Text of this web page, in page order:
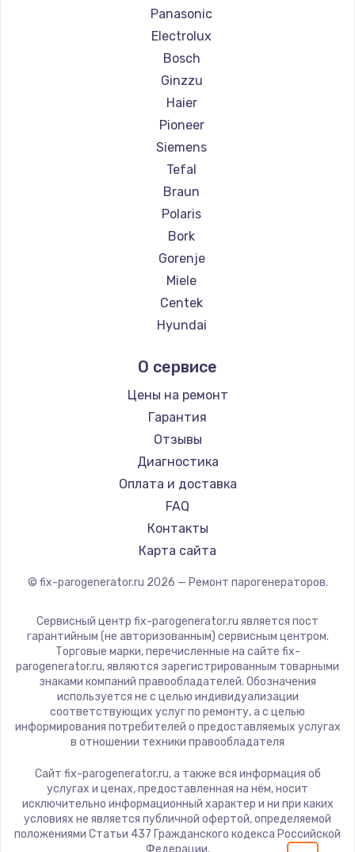
Установка драйверов
350 руб.
Заказать
Замена жесткого диска
500 руб.
Заказать
Ремонт цепей питания
Заказать
1500 руб.
1100 руб.
Заказать
700 руб.
Заказать
Заказать
Замена оперативной памяти
300 руб.
Заказать
Замена микрофона
550 руб.
Заказать
Замена звуковой карты
Ремонт парогенераторов Chayka
Ремонт парогенераторов Beko
Ремонт парогенераторов Vivitek
Ремонт парогенераторов RED solution
Panasonic
Electrolux
Bosch
Ginzzu
Haier
Pioneer
Siemens
Tefal
Braun
Polaris
Bork
Gorenje
Miele
Centek
Hyundai
DELTA
Silter
Chayka
Beko
Vivitek
RED solution
О сервисе
Цены на ремонт
Гарантия
Отзывы
Диагностика
Оплата и доставка
FAQ
Контакты
Карта сайта
© fix-parogenerator.ru 2026 — Ремонт парогенераторов.
Сервисный центр fix-parogenerator.ru является пост
гарантийным (не авторизованным) сервисным центром.
Торговые марки, перечисленные на сайте fix-
parogenerator.ru, являются зарегистрированным товарными
знаками компаний правообладателей. Обозначения
используется не с целью индивидуализации
соответствующих услуг по ремонту, а с целью
информирования потребителей о предоставляемых услугах
в отношении техники правообладателя
Сайт fix-parogenerator.ru, а также вся информация об
услугах и ценах, предоставленная на нём, носит
исключительно информационный характер и ни при каких
условиях не является публичной офертой, определяемой
положениями Статьи 437 Гражданского кодекса Российской
Федерации.